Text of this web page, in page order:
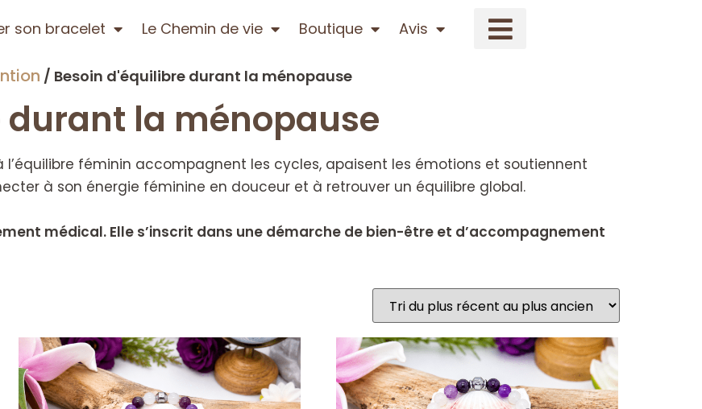
son bracelet Le Chemin de vie Boutique Avis
/ Besoin d'équilibre durant la ménopause
durant la ménopause
l’équilibre féminin accompagnent les cycles, apaisent les émotions et soutiennent
à son énergie féminine en douceur et à retrouver un équilibre global.
médical. Elle s’inscrit dans une démarche de bien-être et d’accompagnement